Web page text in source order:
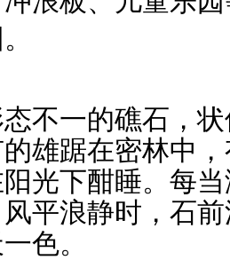
一的礁石，状
雄踞在密林中
光下酣睡。每
平浪静时，石
色。